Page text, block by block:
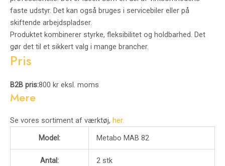
faste udstyr. Det kan også bruges i servicebiler eller på
skiftende arbejdspladser.
Produktet kombinerer styrke, fleksibilitet og holdbarhed. Det
gør det til et sikkert valg i mange brancher.
Pris
B2B pris:800 kr eksl. moms
Mere
Se vores sortiment af værktøj, her.
Model:
Metabo MAB 82
Antal: 2 stk